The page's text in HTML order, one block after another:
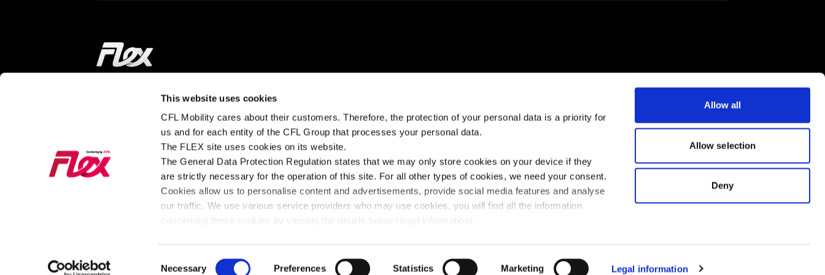
This website uses cookies
CFL Mobility cares about their customers. Therefore, the protection of your personal data is a priority for
us and for each entity of the CFL Group that processes your personal data.
The FLEX site uses cookies on its website.
The General Data Protection Regulation states that we may only store cookies on your device if they
are strictly necessary for the operation of this site. For all other types of cookies, we need your consent.
Cookies allow us to personalise content and advertisements, provide social media features and analyse
our traffic. We use various service providers who may use cookies, you will find all the information
Necessary Preferences Statistics Marketing Legal information
Allow all
Allow selection
Deny
Startseite
Preise und Abos
MEHR ERFAHREN
Wie funktioniert
Carsharing?
Über FLEX
Impact & News
BRAUCHEN SIE
HILFE?
Help Center
Fairplay Gebühren
Kontaktieren Sie
uns
IN KONTAKT BLEIBEN
Facebook
Instagram
Linkedin
AGB Impressum Datenschutz © 2025 FLEX - CFL Mobility